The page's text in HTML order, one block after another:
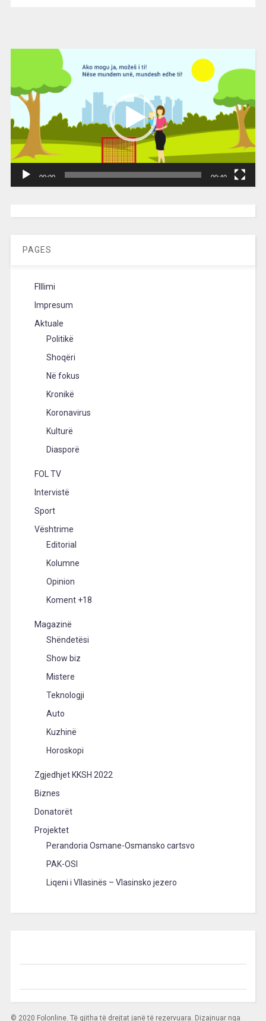
00:00 00:40
PAGES
FIllimi
Impresum
Aktuale
Politikë
Shoqëri
Në fokus
Kronikë
Koronavirus
Kulturë
Diasporë
FOL TV
Intervistë
Sport
Vështrime
Editorial
Kolumne
Opinion
Koment +18
Magazinë
Shëndetësi
Show biz
Mistere
Teknologji
Auto
Kuzhinë
Horoskopi
Zgjedhjet KKSH 2022
Biznes
Donatorët
Projektet
Perandoria Osmane-Osmansko cartsvo
PAK-OSI
Liqeni i Vllasinës – Vlasinsko jezero
© 2020 Folonline. Të gjitha të drejtat janë të rezervuara. Dizajnuar nga